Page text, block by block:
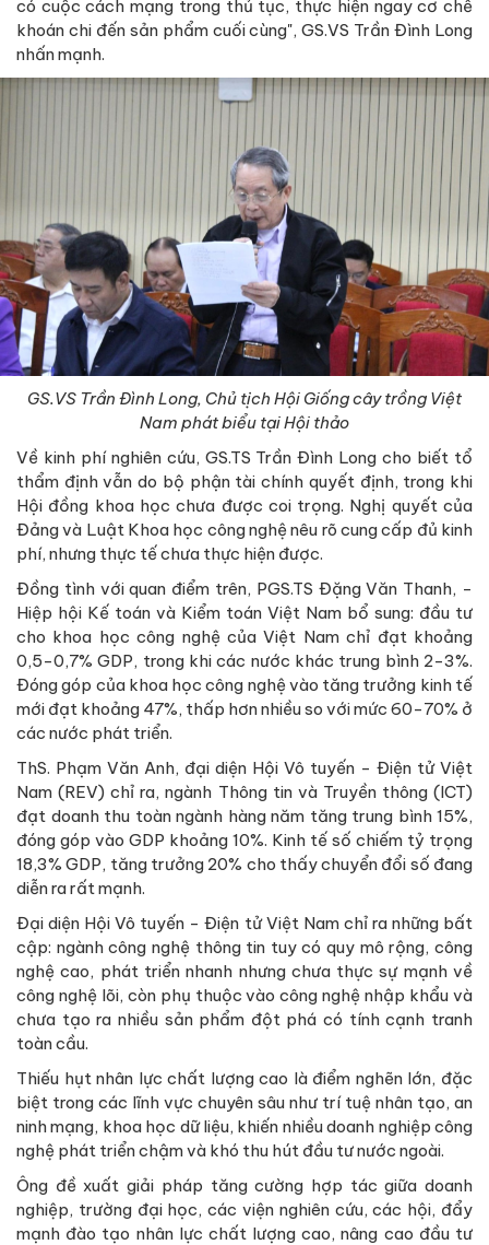
có cuộc cách mạng trong thủ tục, thực hiện ngay cơ chế
khoán chi đến sản phẩm cuối cùng", GS.VS Trần Đình Long
nhấn mạnh.
GS.VS Trần Đình Long, Chủ tịch Hội Giống cây trồng Việt
Nam phát biểu tại Hội thảo
Về kinh phí nghiên cứu, GS.TS Trần Đình Long cho biết tổ
thẩm định vẫn do bộ phận tài chính quyết định, trong khi
Hội đồng khoa học chưa được coi trọng. Nghị quyết của
Đảng và Luật Khoa học công nghệ nêu rõ cung cấp đủ kinh
phí, nhưng thực tế chưa thực hiện được.
Đồng tình với quan điểm trên, PGS.TS Đặng Văn Thanh, -
Hiệp hội Kế toán và Kiểm toán Việt Nam bổ sung: đầu tư
cho khoa học công nghệ của Việt Nam chỉ đạt khoảng
0,5-0,7% GDP, trong khi các nước khác trung bình 2-3%.
Đóng góp của khoa học công nghệ vào tăng trưởng kinh tế
mới đạt khoảng 47%, thấp hơn nhiều so với mức 60-70% ở
các nước phát triển.
ThS. Phạm Văn Anh, đại diện Hội Vô tuyến - Điện tử Việt
Nam (REV) chỉ ra, ngành Thông tin và Truyền thông (ICT)
đạt doanh thu toàn ngành hàng năm tăng trung bình 15%,
đóng góp vào GDP khoảng 10%. Kinh tế số chiếm tỷ trọng
18,3% GDP, tăng trưởng 20% cho thấy chuyển đổi số đang
diễn ra rất mạnh.
Đại diện Hội Vô tuyến - Điện tử Việt Nam chỉ ra những bất
cập: ngành công nghệ thông tin tuy có quy mô rộng, công
nghệ cao, phát triển nhanh nhưng chưa thực sự mạnh về
công nghệ lõi, còn phụ thuộc vào công nghệ nhập khẩu và
chưa tạo ra nhiều sản phẩm đột phá có tính cạnh tranh
toàn cầu.
Thiếu hụt nhân lực chất lượng cao là điểm nghẽn lớn, đặc
biệt trong các lĩnh vực chuyên sâu như trí tuệ nhân tạo, an
ninh mạng, khoa học dữ liệu, khiến nhiều doanh nghiệp công
nghệ phát triển chậm và khó thu hút đầu tư nước ngoài.
Ông đề xuất giải pháp tăng cường hợp tác giữa doanh
nghiệp, trường đại học, các viện nghiên cứu, các hội, đẩy
mạnh đào tạo nhân lực chất lượng cao, nâng cao đầu tư